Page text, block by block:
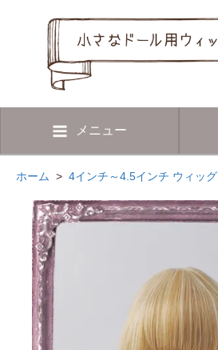
メニュー
ホーム > 4インチ～4.5インチ ウィッグ